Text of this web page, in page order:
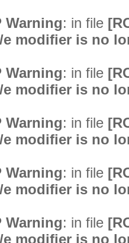
Warning: in file
e modifier is no
Warning: in file
e modifier is no
Warning: in file
e modifier is no
Warning: in file
e modifier is no
Warning: in file
e modifier is no